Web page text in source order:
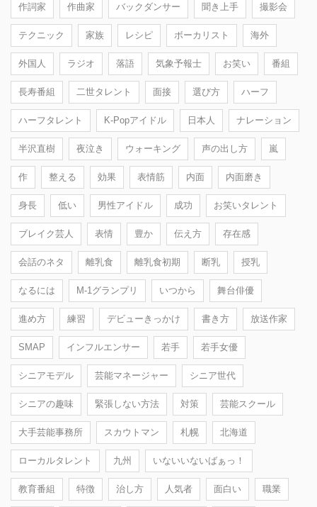
作詞家 作曲家 バックダンサー 聞き上手 撮影会
テクニック 家族 レシピ ボーカリスト 海外
外国人 ラジオ 落語 気象予報士 お笑い 番組
長寿番組 二世タレント 面接 選び方 ハーフ
ハーフタレント K-Popアイドル 日本人 ナレーション
半沢直樹 夜泣き ウォーキング 声の出し方 嵐
作 整える 効果 表情筋 内面 内面磨き
身長 低い 男性アイドル 成功 お笑いタレント
ブレイク芸人 表情 豊か 伝え方 存在感
会話のネタ 離乳食 離乳食初期 断乳 授乳
なるには M-1グランプリ いつから 舞台俳優
進め方 練習 デビューきっかけ 書き方 放送作家
SMAP インフルエンサー 若手 若手女優
シニアモデル 芸能マネージャー シニア世代
シニアの趣味 緊張しない方法 対策 芸能スクール
大手芸能事務所 スカウトマン 札幌 北海道
ローカルタレント 九州 いないいないばぁっ！
教育番組 特徴 治し方 人気者 面白い 職業